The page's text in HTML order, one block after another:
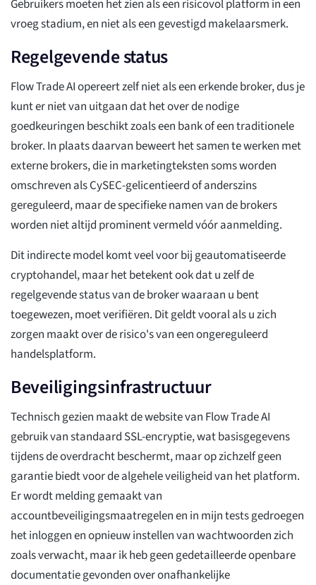
Gebruikers moeten het zien als een risicovol platform in een
vroeg stadium, en niet als een gevestigd makelaarsmerk.
Regelgevende status
Flow Trade AI opereert zelf niet als een erkende broker, dus je
kunt er niet van uitgaan dat het over de nodige
goedkeuringen beschikt zoals een bank of een traditionele
broker. In plaats daarvan beweert het samen te werken met
externe brokers, die in marketingteksten soms worden
omschreven als CySEC-gelicentieerd of anderszins
gereguleerd, maar de specifieke namen van de brokers
worden niet altijd prominent vermeld vóór aanmelding.
Dit indirecte model komt veel voor bij geautomatiseerde
cryptohandel, maar het betekent ook dat u zelf de
regelgevende status van de broker waaraan u bent
toegewezen, moet verifiëren. Dit geldt vooral als u zich
zorgen maakt over de risico's van een ongereguleerd
handelsplatform.
Beveiligingsinfrastructuur
Technisch gezien maakt de website van Flow Trade AI
gebruik van standaard SSL-encryptie, wat basisgegevens
tijdens de overdracht beschermt, maar op zichzelf geen
garantie biedt voor de algehele veiligheid van het platform.
Er wordt melding gemaakt van
accountbeveiligingsmaatregelen en in mijn tests gedroegen
het inloggen en opnieuw instellen van wachtwoorden zich
zoals verwacht, maar ik heb geen gedetailleerde openbare
documentatie gevonden over onafhankelijke